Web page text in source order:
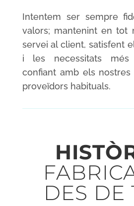
Intentem ser sempre
valors; mantenint en tot
servei al client, satisfent
i les necessitats més
confiant amb els nostres
proveïdors habituals.
DES DE